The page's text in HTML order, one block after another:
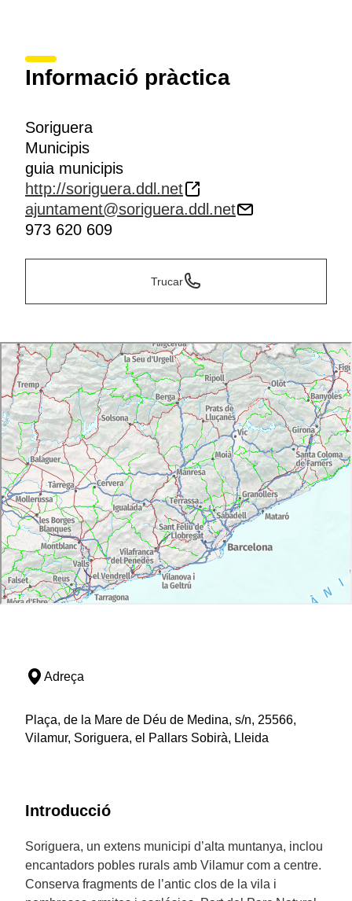
Informació pràctica
Soriguera
Municipis
guia municipis
http://soriguera.ddl.net
ajuntament@soriguera.ddl.net
973 620 609
Trucar
Adreça
Plaça, de la Mare de Déu de Medina, s/n, 25566,
Vilamur, Soriguera, el Pallars Sobirà, Lleida
Introducció
Soriguera, un extens municipi d’alta muntanya, inclou
encantadors pobles rurals amb Vilamur com a centre.
Conserva fragments de l’antic clos de la vila i